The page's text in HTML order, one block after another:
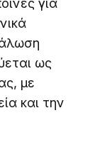
για
ως
με
και την